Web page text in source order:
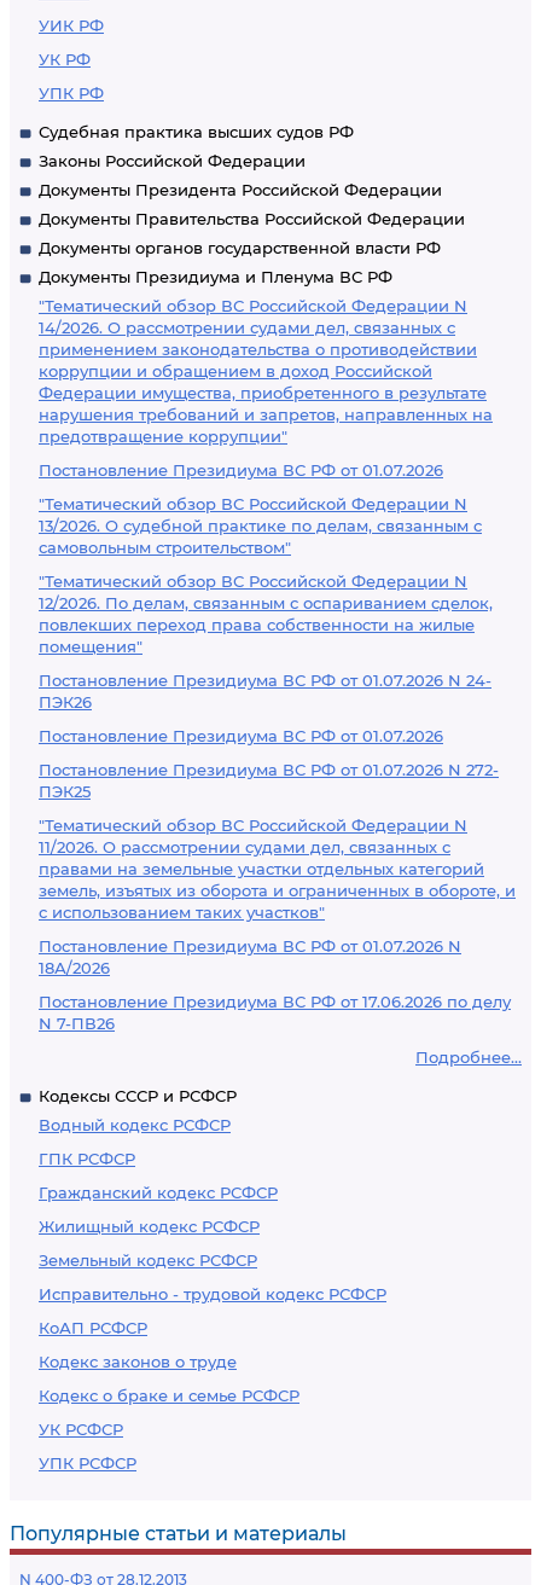
УИК РФ
УК РФ
УПК РФ
Судебная практика высших судов РФ
Законы Российской Федерации
Документы Президента Российской Федерации
Документы Правительства Российской Федерации
Документы органов государственной власти РФ
Документы Президиума и Пленума ВС РФ
"Тематический обзор ВС Российской Федерации N
14/2026. О рассмотрении судами дел, связанных с
применением законодательства о противодействии
коррупции и обращением в доход Российской
Федерации имущества, приобретенного в результате
нарушения требований и запретов, направленных на
предотвращение коррупции"
Постановление Президиума ВС РФ от 01.07.2026
"Тематический обзор ВС Российской Федерации N
13/2026. О судебной практике по делам, связанным с
самовольным строительством"
"Тематический обзор ВС Российской Федерации N
12/2026. По делам, связанным с оспариванием сделок,
повлекших переход права собственности на жилые
помещения"
Постановление Президиума ВС РФ от 01.07.2026 N 24-
ПЭК26
Постановление Президиума ВС РФ от 01.07.2026
Постановление Президиума ВС РФ от 01.07.2026 N 272-
ПЭК25
"Тематический обзор ВС Российской Федерации N
11/2026. О рассмотрении судами дел, связанных с
правами на земельные участки отдельных категорий
земель, изъятых из оборота и ограниченных в обороте, и
с использованием таких участков"
Постановление Президиума ВС РФ от 01.07.2026 N
18А/2026
Постановление Президиума ВС РФ от 17.06.2026 по делу
N 7-ПВ26
Подробнее...
Кодексы СССР и РСФСР
Водный кодекс РСФСР
ГПК РСФСР
Гражданский кодекс РСФСР
Жилищный кодекс РСФСР
Земельный кодекс РСФСР
Исправительно - трудовой кодекс РСФСР
КоАП РСФСР
Кодекс законов о труде
Кодекс о браке и семье РСФСР
УК РСФСР
УПК РСФСР
Популярные статьи и материалы
N 400-ФЗ от 28.12.2013